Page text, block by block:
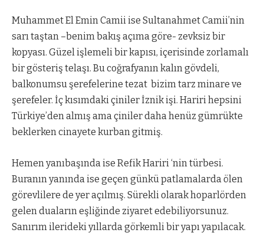
Muhammet El Emin Camii ise Sultanahmet Camii’nin
sarı taştan –benim bakış açıma göre- zevksiz bir
kopyası. Güzel işlemeli bir kapısı, içerisinde zorlamalı
bir gösteriş telaşı. Bu coğrafyanın kalın gövdeli,
balkonumsu şerefelerine tezat bizim tarz minare ve
şerefeler. İç kısımdaki çiniler İznik işi. Hariri hepsini
Türkiye’den almış ama çiniler daha henüz gümrükte
beklerken cinayete kurban gitmiş.
Hemen yanıbaşında ise Refik Hariri ‘nin türbesi.
Buranın yanında ise geçen günkü patlamalarda ölen
görevlilere de yer açılmış. Sürekli olarak hoparlörden
gelen duaların eşliğinde ziyaret edebiliyorsunuz.
Sanırım ilerideki yıllarda görkemli bir yapı yapılacak.